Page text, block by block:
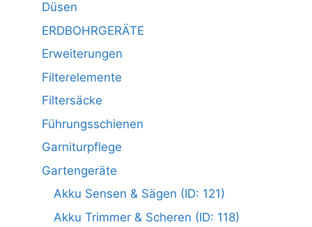
Düsen
ERDBOHRGERÄTE
Erweiterungen
Filterelemente
Filtersäcke
Führungsschienen
Garniturpflege
Gartengeräte
Akku Sensen & Sägen (ID: 121)
Akku Trimmer & Scheren (ID: 118)